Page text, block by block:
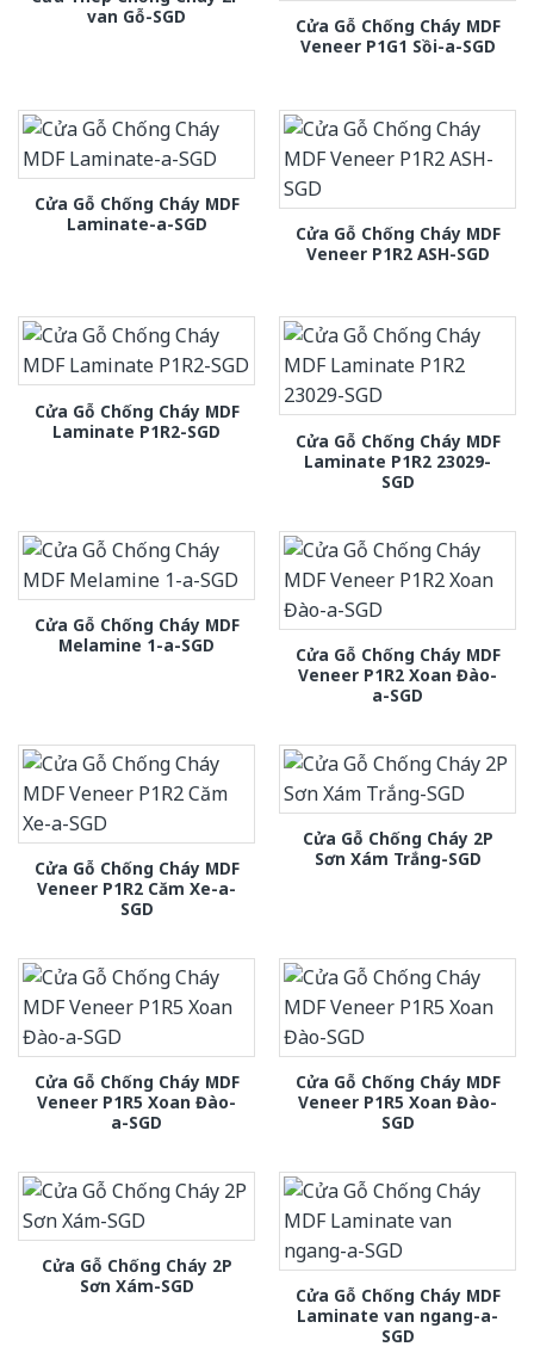
van Gỗ-SGD
Cửa Gỗ Chống Cháy MDF
Veneer P1G1 Sồi-a-SGD
Cửa Gỗ Chống Cháy MDF
Laminate-a-SGD
Cửa Gỗ Chống Cháy MDF
Veneer P1R2 ASH-SGD
Cửa Gỗ Chống Cháy MDF
Laminate P1R2-SGD
Cửa Gỗ Chống Cháy MDF
Laminate P1R2 23029-
SGD
Cửa Gỗ Chống Cháy MDF
Melamine 1-a-SGD
Cửa Gỗ Chống Cháy MDF
Veneer P1R2 Xoan Đào-
a-SGD
Cửa Gỗ Chống Cháy MDF
Veneer P1R2 Căm Xe-a-
SGD
Cửa Gỗ Chống Cháy 2P
Sơn Xám Trắng-SGD
Cửa Gỗ Chống Cháy MDF
Veneer P1R5 Xoan Đào-
a-SGD
Cửa Gỗ Chống Cháy MDF
Veneer P1R5 Xoan Đào-
SGD
Cửa Gỗ Chống Cháy 2P
Sơn Xám-SGD
Cửa Gỗ Chống Cháy MDF
Laminate van ngang-a-
SGD